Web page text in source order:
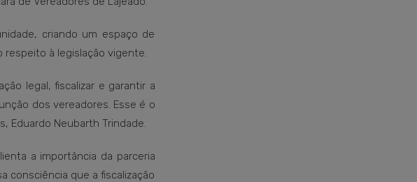
criando um espaço de
respeito à legislação vigente.
legal, fiscalizar e garantir a
dos vereadores. Esse é o
Eduardo Neubarth Trindade.
a importância da parceria
consciência que a fiscalização